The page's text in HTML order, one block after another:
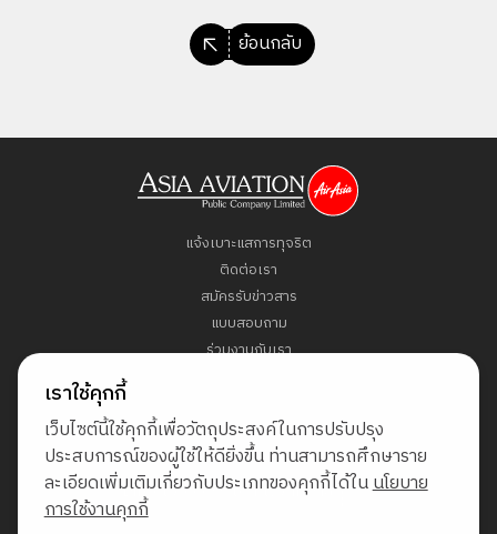
เราใช้คุกกี้
เว็บไซต์นี้ใช้คุกกี้เพื่อวัตถุประสงค์ในการปรับปรุง
ประสบการณ์ของผู้ใช้ให้ดียิ่งขึ้น ท่านสามารถศึกษาราย
ละเอียดเพิ่มเติมเกี่ยวกับประเภทของคุกกี้ได้ในนโยบาย
การใช้งานคุกกี้
ย้อนกลับ
แจ้งเบาะแสการทุจริต
ติดต่อเรา
สมัครรับข่าวสาร
แบบสอบถาม
ร่วมงานกับเรา
แผนผังเว็บไซต์
Direct Access to Fly AirAsia